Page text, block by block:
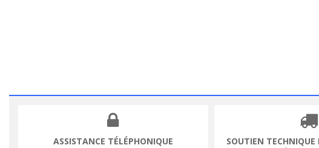
ASSISTANCE TÉLÉPHONIQUE
SOUTIEN